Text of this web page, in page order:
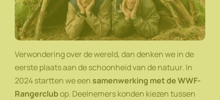
Verwondering over de wereld, dan denken we in de
eerste plaats aan de schoonheid van de natuur. In
2024 startten we een samenwerking met de WWF-
Rangerclubop. Deelnemers konden kiezen tussen